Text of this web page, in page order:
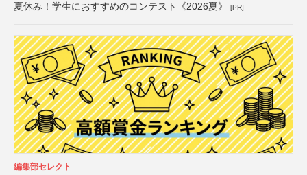
夏休み！学生におすすめのコンテスト《2026夏》 [PR]
編集部セレクト